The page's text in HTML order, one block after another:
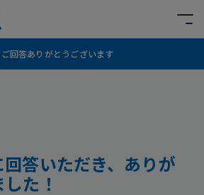
ご回答ありがとうございます
答いただき、ありが
た！